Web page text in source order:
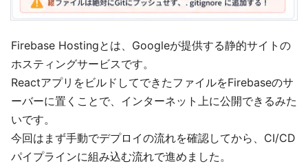
Firebase Hostingとは、Googleが提供する静的サイトの
ホスティングサービスです。
ReactアプリをビルドしてできたファイルをFirebaseのサ
ーバーに置くことで、インターネット上に公開できるみた
いです。
今回はまず手動でデプロイの流れを確認してから、CI/CD
パイプラインに組み込む流れで進めました。